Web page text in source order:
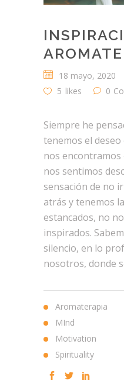
18 mayo, 2020
5 likes 0
Siempre he
tenemos el deseo
nos
nos sentimos
sensación de no
atrás y tenemos
estancados, no
inspirados.
silencio, en lo
nosotros, donde
Aromaterapia
MInd
Motivation
Spirituality